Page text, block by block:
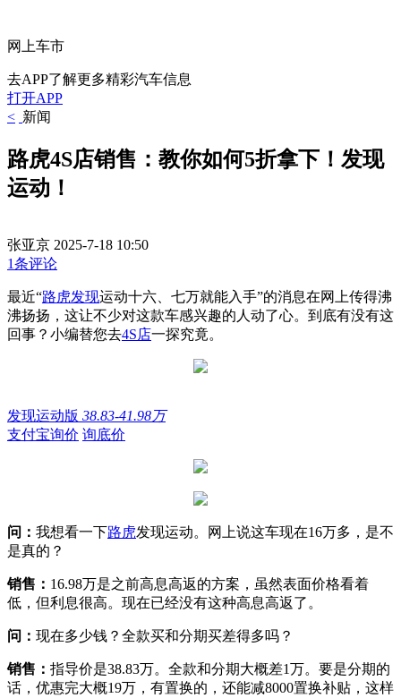
网上车市
去APP了解更多精彩汽车信息
打开APP
< 新闻
路虎4S店销售：教你如何5折拿下！发现
运动！
张亚京 2025-7-18 10:50
1条评论
最近“路虎发现运动十六、七万就能入手”的消息在网上传得沸
沸扬扬，这让不少对这款车感兴趣的人动了心。到底有没有这
回事？小编替您去4S店一探究竟。
发现运动版 38.83-41.98万
支付宝询价 询底价
问： 我想看一下路虎发现运动。网上说这车现在16万多，是不
是真的？​
销售： 16.98万是之前高息高返的方案，虽然表面价格看着
低，但利息很高。现在已经没有这种高息高返了。​
问： 现在多少钱？全款买和分期买差得多吗？​
销售： 指导价是38.83万。全款和分期大概差1万。要是分期的
话，优惠完大概19万，有置换的，还能减8000置换补贴，这样